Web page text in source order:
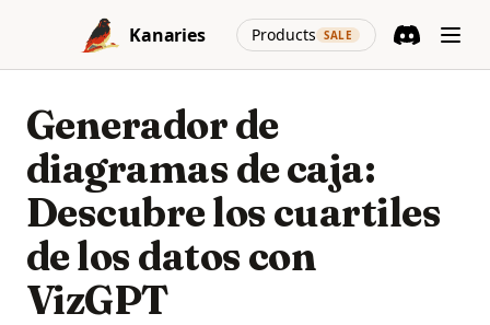
Skip to content
Kanaries
Products SALE
(opens in a
Generador de
diagramas de caja:
Descubre los cuartiles
de los datos con
VizGPT